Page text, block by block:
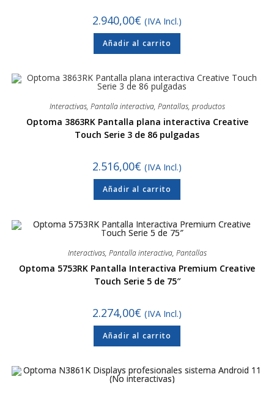
2.940,00€ (IVA Incl.)
Añadir al carrito
Interactivas, Pantalla interactiva, Pantallas, productos
Optoma 3863RK Pantalla plana interactiva Creative
Touch Serie 3 de 86 pulgadas
2.516,00€ (IVA Incl.)
Añadir al carrito
Interactivas, Pantalla interactiva, Pantallas
Optoma 5753RK Pantalla Interactiva Premium Creative
Touch Serie 5 de 75″
2.274,00€ (IVA Incl.)
Añadir al carrito